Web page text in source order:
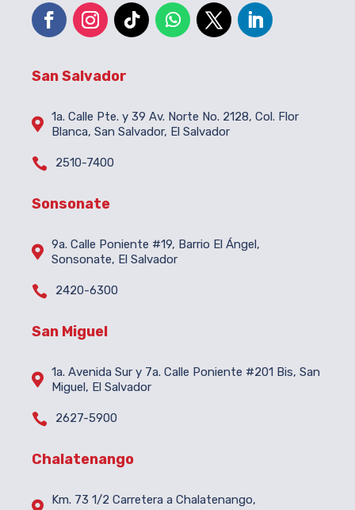
San Salvador
 1a. Calle Pte. y 39 Av. Norte No. 2128, Col. Flor
Blanca, San Salvador, El Salvador
 2510-7400
Sonsonate
 9a. Calle Poniente #19, Barrio El Ángel,
Sonsonate, El Salvador
 2420-6300
San Miguel
 1a. Avenida Sur y 7a. Calle Poniente #201 Bis, San
Miguel, El Salvador
 2627-5900
Chalatenango
Km. 73 1/2 Carretera a Chalatenango,